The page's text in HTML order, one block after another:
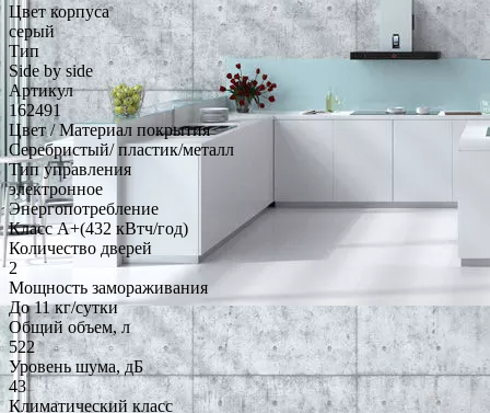
Цвет корпуса
серый
Тип
Side by side
Артикул
162491
Цвет / Материал покрытия
Серебристый/ пластик/металл
Тип управления
электронное
Энергопотребление
Класс A+(432 кВтч/год)
Количество дверей
2
Мощность замораживания
До 11 кг/cутки
Общий объем, л
522
Уровень шума, дБ
43
Климатический класс